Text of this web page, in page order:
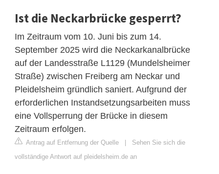
Ist die Neckarbrücke gesperrt?
Im Zeitraum vom 10. Juni bis zum 14.
September 2025 wird die Neckarkanalbrücke
auf der Landesstraße L1129 (Mundelsheimer
Straße) zwischen Freiberg am Neckar und
Pleidelsheim gründlich saniert. Aufgrund der
erforderlichen Instandsetzungsarbeiten muss
eine Vollsperrung der Brücke in diesem
Zeitraum erfolgen.
Antrag auf Entfernung der Quelle | Sehen Sie sich die
vollständige Antwort auf pleidelsheim.de an